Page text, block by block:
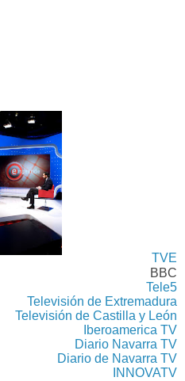
TVE
BBC
Tele5
Televisión de Extremadura
Televisión de Castilla y León
Iberoamerica TV
Diario Navarra TV
Diario de Navarra TV
INNOVATV